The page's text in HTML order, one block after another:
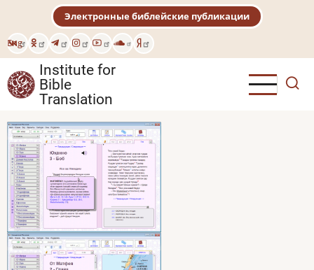
main
content
Eng
Электронные библейские публикации
Institute for
Bible
Translation